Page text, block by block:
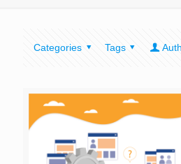
Categories Tags